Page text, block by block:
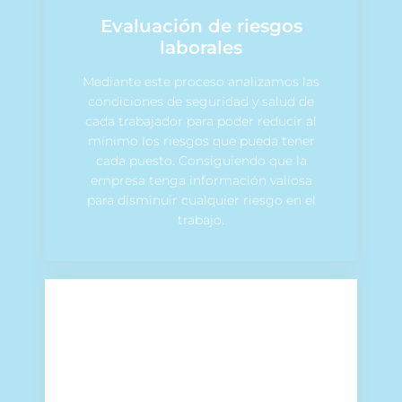
Evaluación de riesgos
laborales
Mediante este proceso analizamos las
condiciones de seguridad y salud de
cada trabajador para poder reducir al
mínimo los riesgos que pueda tener
cada puesto. Consiguiendo que la
empresa tenga información valiosa
para disminuir cualquier riesgo en el
trabajo.